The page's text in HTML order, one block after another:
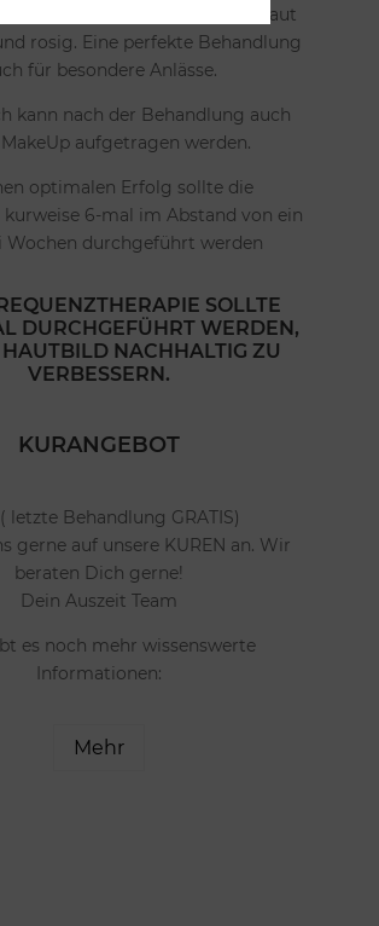
Nach der Behandlung ist die Haut
rosig. Eine perfekte Behandlung
für besondere Anlässe.
kann nach der Behandlung auch
aufgetragen werden.
optimalen Erfolg sollte die
6-mal im Abstand von ein
Wochen durchgeführt werden
SOLLTE
DURCHGEFÜHRT WERDEN,
NACHHALTIG ZU
VERBESSERN.
KURANGEBOT
( letzte Behandlung GRATIS)
gerne auf unsere KUREN an. Wir
beraten Dich gerne!
Dein Auszeit Team
es noch mehr wissenswerte
Informationen:
Mehr